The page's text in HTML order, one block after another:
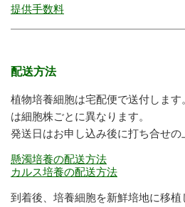
提供手数料
配送方法
植物培養細胞は宅配便で送付しま
は細胞株ごとに異なります。
発送日はお申し込み後に打ち合せの
懸濁培養の配送方法
カルス培養の配送方法
到着後、培養細胞を新鮮培地に移